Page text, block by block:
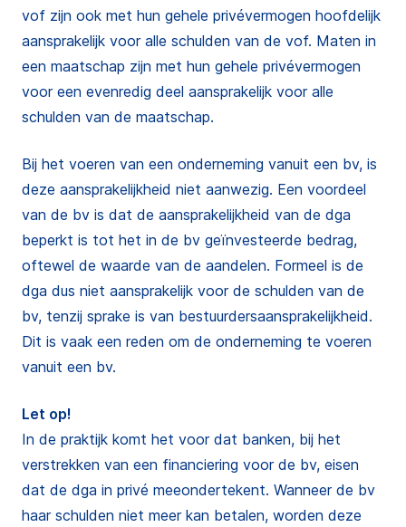
vof zijn ook met hun gehele privévermogen hoofdelijk
aansprakelijk voor alle schulden van de vof. Maten in
een maatschap zijn met hun gehele privévermogen
voor een evenredig deel aansprakelijk voor alle
schulden van de maatschap.
Bij het voeren van een onderneming vanuit een bv, is
deze aansprakelijkheid niet aanwezig. Een voordeel
van de bv is dat de aansprakelijkheid van de dga
beperkt is tot het in de bv geïnvesteerde bedrag,
oftewel de waarde van de aandelen. Formeel is de
dga dus niet aansprakelijk voor de schulden van de
bv, tenzij sprake is van bestuurdersaansprakelijkheid.
Dit is vaak een reden om de onderneming te voeren
vanuit een bv.
Let op!
In de praktijk komt het voor dat banken, bij het
verstrekken van een financiering voor de bv, eisen
dat de dga in privé meeondertekent. Wanneer de bv
haar schulden niet meer kan betalen, worden deze